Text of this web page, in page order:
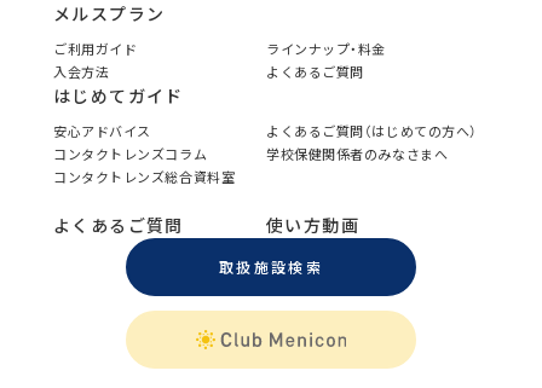
メルスプラン
ご利用ガイド
ラインナップ・料金
入会方法
よくあるご質問
はじめてガイド
安心アドバイス
よくあるご質問（はじめての方へ）
コンタクトレンズコラム
学校保健関係者のみなさまへ
コンタクトレンズ総合資料室
よくあるご質問 使い方動画
取扱施設検索